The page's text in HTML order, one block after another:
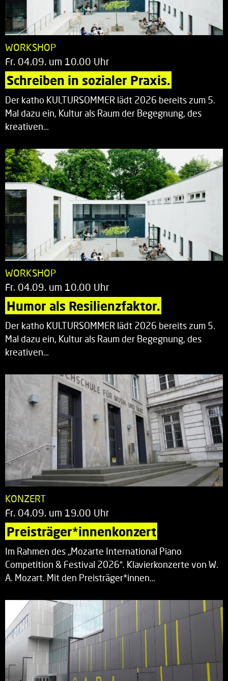
WORKSHOP
Fr. 04.09. um 10.00 Uhr
Schreiben in sozialer Praxis.
Der katho KULTURSOMMER lädt 2026 bereits zum 5.
Mal dazu ein, Kultur als Raum der Begegnung, des
kreativen…
WORKSHOP
Fr. 04.09. um 10.00 Uhr
Humor als Resilienzfaktor.
Der katho KULTURSOMMER lädt 2026 bereits zum 5.
Mal dazu ein, Kultur als Raum der Begegnung, des
kreativen…
KONZERT
Fr. 04.09. um 19.00 Uhr
Preisträger*innenkonzert
Im Rahmen des „Mozarte International Piano
Competition & Festival 2026“. Klavierkonzerte von W.
A. Mozart. Mit den Preisträger*innen…